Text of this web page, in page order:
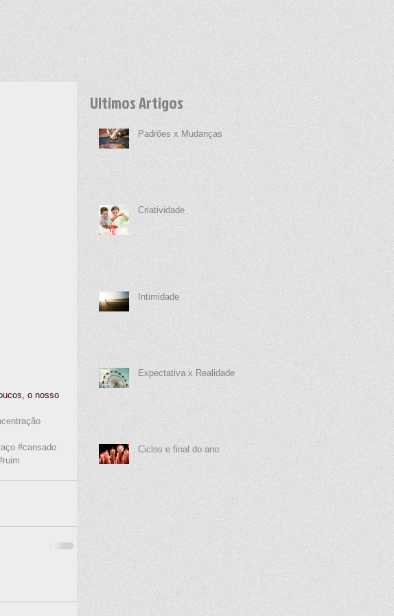
o nosso
#cansado
Ultimos Artigos
Padrões x Mudanças
Criatividade
Intimidade
Expectativa x Realidade
Ciclos e final do ano